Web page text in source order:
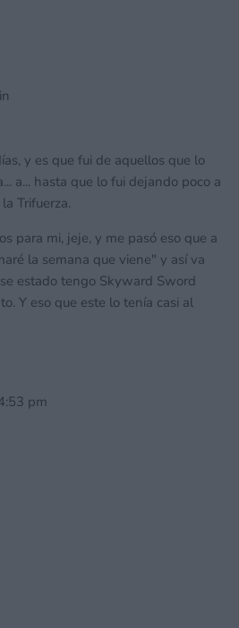
y es que fui de aquellos que lo
a... hasta que lo fui dejando poco a
Trifuerza.
para mi, jeje, y me pasó eso que a
la semana que viene" y así va
estado tengo Skyward Sword
Y eso que este lo tenía casi al
pm